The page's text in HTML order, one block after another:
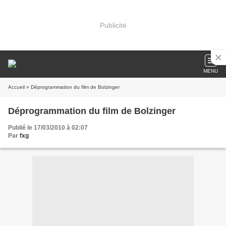
Publicité
MENU
Accueil » Déprogrammation du film de Bolzinger
Déprogrammation du film de Bolzinger
Publié le 17/03/2010 à 02:07
Par fxg